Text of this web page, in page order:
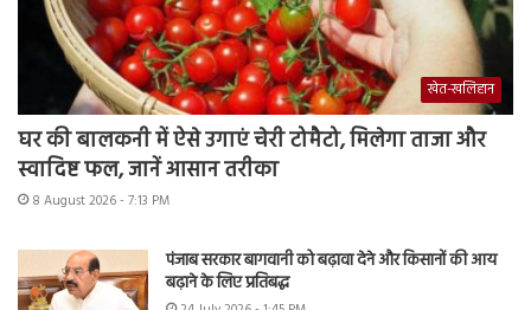
खेत-खलिहान
घर की बालकनी में ऐसे उगाएं चेरी टोमैटो, मिलेगा ताजा और
स्वादिष्ट फल, जानें आसान तरीका
8 August 2026 - 7:13 PM
पंजाब सरकार बागवानी को बढ़ावा देने और किसानों की आय
बढ़ाने के लिए प्रतिबद्ध